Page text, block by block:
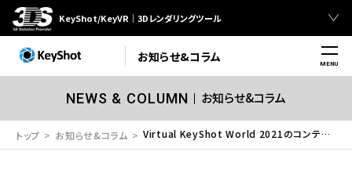
KeyShot/KeyVR｜3Dレンダリングツール
お知らせ&コラム MENU
NEWS & COLUMN お知らせ&コラム
トップ お知らせ&コラム Virtual KeyShot World 2021のコンテンツを公開！